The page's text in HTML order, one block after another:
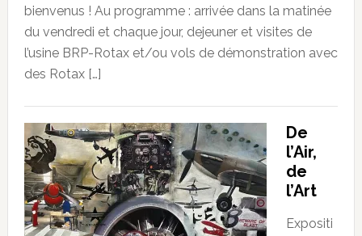
bienvenus ! Au programme : arrivée dans la matinée
du vendredi et chaque jour, dejeuner et visites de
l’usine BRP-Rotax et/ou vols de démonstration avec
des Rotax […]
De
l’Air,
de
l’Art
Expositi